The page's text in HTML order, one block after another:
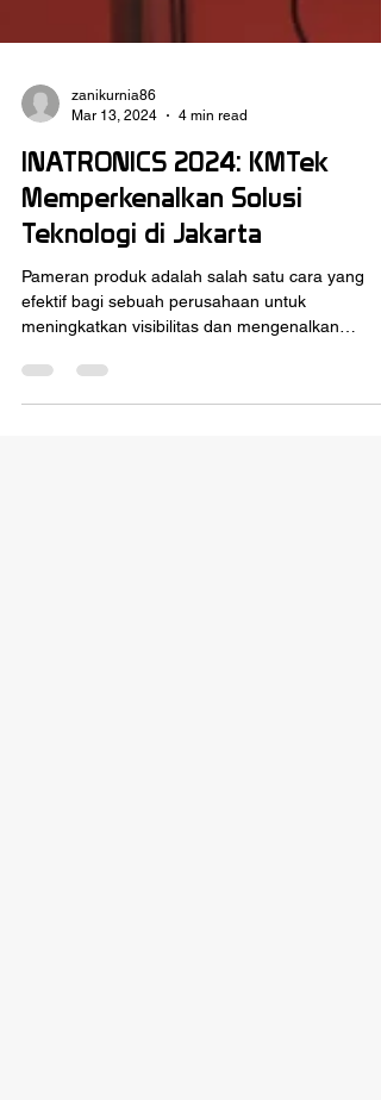
Mar 13, 2024
4 min read
INATRONICS 2024: KMTek
Memperkenalkan Solusi
Teknologi di Jakarta
Pameran produk adalah salah satu cara yang
meningkatkan visibilitas dan mengenalkan